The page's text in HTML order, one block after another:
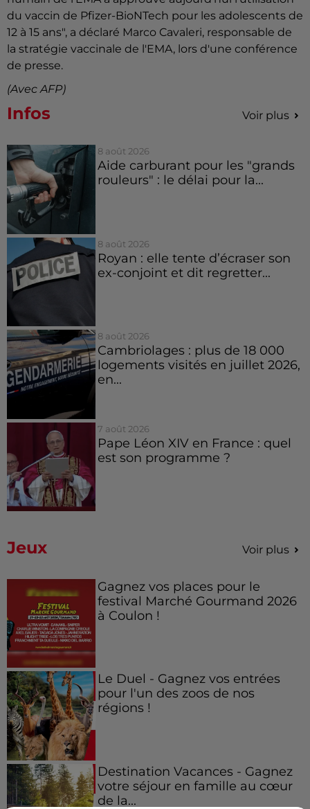
du vaccin de Pfizer-BioNTech pour les adolescents de
12 à 15 ans", a déclaré Marco Cavaleri, responsable de
la stratégie vaccinale de l'EMA, lors d'une conférence
de presse.
(Avec AFP)
Infos Voir plus
8 août 2026
Aide carburant pour les "grands
rouleurs" : le délai pour la...
8 août 2026
Royan : elle tente d’écraser son
ex-conjoint et dit regretter...
8 août 2026
Cambriolages : plus de 18 000
logements visités en juillet 2026,
en...
7 août 2026
Pape Léon XIV en France : quel
est son programme ?
Jeux Voir plus
Gagnez vos places pour le
festival Marché Gourmand 2026
à Coulon !
Le Duel - Gagnez vos entrées
pour l'un des zoos de nos
régions !
Destination Vacances - Gagnez
votre séjour en famille au cœur
de la...